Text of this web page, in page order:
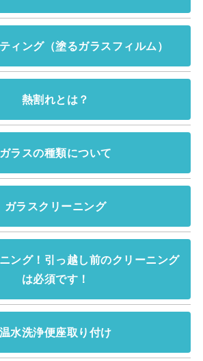
ィング（塗るガラスフィルム）
熱割れとは？
ガラスの種類について
ガラスクリーニング
ング！引っ越し前のクリーニング
は必須です！
温水洗浄便座取り付け